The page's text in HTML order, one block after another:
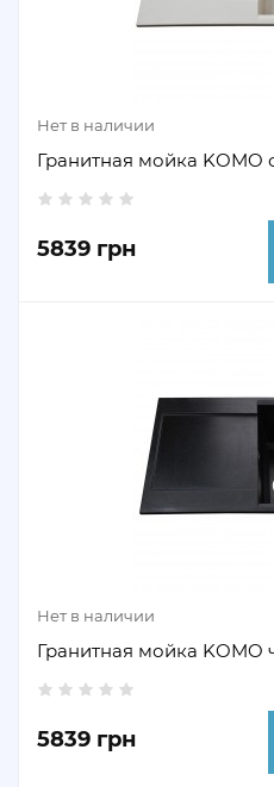
Нет в наличии
Гранитная мойка KOMO
5839 грн
Нет в наличии
Гранитная мойка KOMO
5839 грн